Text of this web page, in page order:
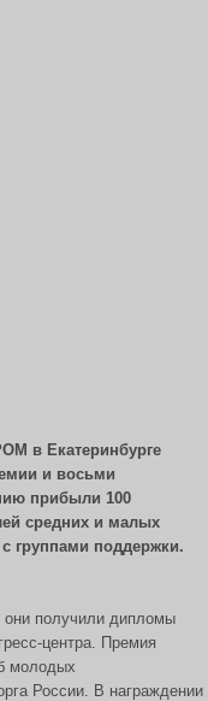
в Екатеринбурге
и восьми
прибыли 100
средних и малых
группами поддержки.
они получили дипломы
центра. Премия
молодых
России. В награждении